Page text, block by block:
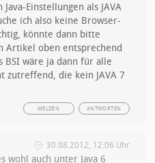
Einstellungen als JAVA
ich also keine Browser-
könnte dann bitte
Artikel oben entsprechend
BSI wäre ja dann für alle
zutreffend, die kein JAVA 7
ANTWORTEN
MELDEN
30.08.2012, 12:06 Uhr
wohl auch unter Java 6